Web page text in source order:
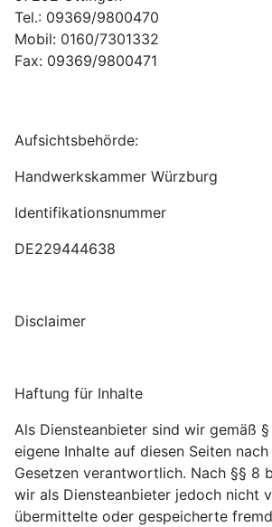
Tel.: 09369/9800470
Mobil: 0160/7301332
Fax: 09369/9800471
Aufsichtsbehörde:
Handwerkskammer Würzburg
Identifikationsnummer
DE229444638
Disclaimer
Haftung für Inhalte
Als Diensteanbieter sind wir gemäß §
eigene Inhalte auf diesen Seiten
Gesetzen verantwortlich. Nach §§ 8
wir als Diensteanbieter jedoch nicht
übermittelte oder gespeicherte